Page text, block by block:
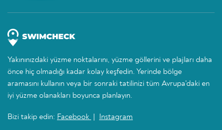
Yakınınızdaki yüzme noktalarını, yüzme göllerini ve plajları daha
önce hiç olmadığı kadar kolay keşfedin. Yerinde bölge
aramasını kullanın veya bir sonraki tatilinizi tüm Avrupa'daki en
iyi yüzme olanakları boyunca planlayın.
Bizi takip edin: Facebook Instagram